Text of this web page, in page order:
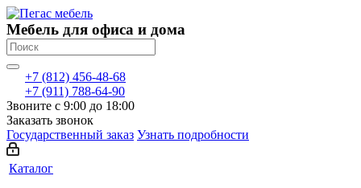
Мебель для офиса и дома
+7 (812) 456-48-68
+7 (911) 788-64-90
Звоните с 9:00 до 18:00
Заказать звонок
Государственный заказ Узнать подробности
Каталог